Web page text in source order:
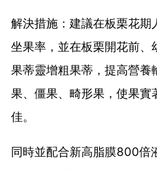
解決措施：建議在板栗花期
坐果率，並在板栗開花前
果蒂靈增粗果蒂，提高營
果、僵果、畸形果，使果實
佳。
同時並配合新高脂膜800倍